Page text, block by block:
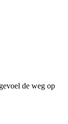
de weg op